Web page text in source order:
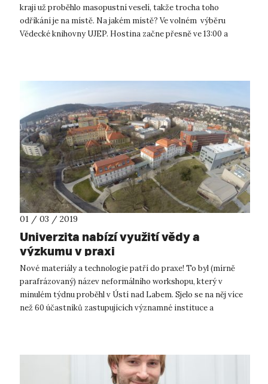
kraji už proběhlo masopustní veselí, takže trocha toho
odříkání je na místě. Na jakém místě? Ve volném výběru
Vědecké knihovny UJEP. Hostina začne přesně ve 13:00 a
01 / 03 / 2019
Univerzita nabízí využití vědy a
výzkumu v praxi
Nové materiály a technologie patří do praxe! To byl (mírně
parafrázovaný) název neformálního workshopu, který v
minulém týdnu proběhl v Ústí nad Labem. Sjelo se na něj více
než 60 účastníků zastupujících významné instituce a